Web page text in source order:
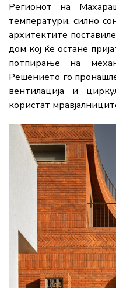
Регионот на
температури, силно
архитектите
дом кој ќе остане
потпирање на
Решението го
вентилација и
користат